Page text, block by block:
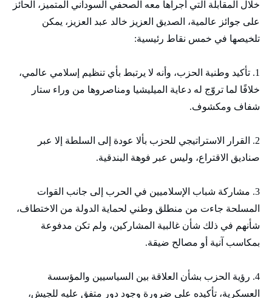
خلال المقابلة التي أجراها معه الصحفي السوداني المتميز، الحائز
على جوائز عالمية، الصديق العزيز خالد عبد العزيز، يمكن
تلخيصها في خمس نقاط رئيسية:
1. تأكيد وطنية الحزب، وأنه لا يرتبط بأي تنظيم إسلامي عالمي،
خلافًا لما تروّج له دعاية الميليشيا ومناصروها من وراء ستار
شفاف ومكشوف.
2. القرار الاستراتيجي للحزب بألا عودة إلى السلطة إلا عبر
صناديق الاقتراع، وليس عبر فوهة البندقية.
3. مشاركة شباب الإسلاميين في الحرب إلى جانب القوات
المسلحة جاءت من منطلق وطني لحماية الدولة من الاختطاف،
شأنهم في ذلك شأن غالبية المشاركين، ولم تكن مدفوعة
بمكاسب آنية أو مصالح ضيقة.
4. رؤية الحزب بشأن العلاقة بين السياسيين والمؤسسة
العسكرية، تأكيده على ضرورة وجود دور متفق عليه للجيش،